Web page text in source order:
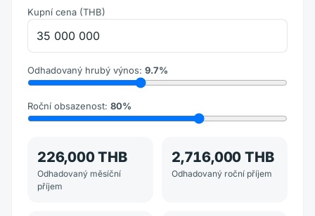
Kupní cena (THB)
Odhadovaný hrubý výnos: 9.7%
Roční obsazenost: 80%
226,000 THB
Odhadovaný měsíční
příjem
2,716,000 THB
Odhadovaný roční příjem